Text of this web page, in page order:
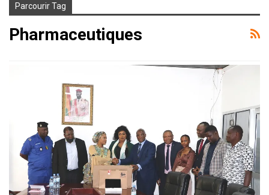
Parcourir Tag
Pharmaceutiques